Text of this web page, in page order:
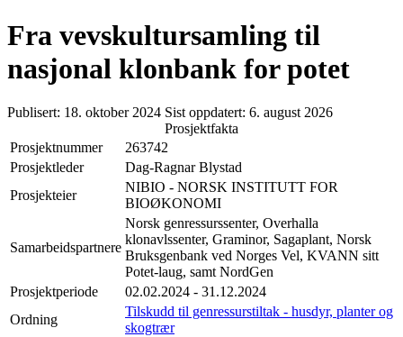
Fra vevskultursamling til
nasjonal klonbank for potet
Publisert: 18. oktober 2024 Sist oppdatert: 6. august 2026
Prosjektfakta
Prosjektnummer
263742
Prosjektleder
Dag-Ragnar Blystad
Prosjekteier
NIBIO - NORSK INSTITUTT FOR
BIOØKONOMI
Samarbeidspartnere
Norsk genressurssenter, Overhalla
klonavlssenter, Graminor, Sagaplant, Norsk
Bruksgenbank ved Norges Vel, KVANN sitt
Potet-laug, samt NordGen
Prosjektperiode
02.02.2024 - 31.12.2024
Ordning
Tilskudd til genressurstiltak - husdyr, planter og
skogtrær